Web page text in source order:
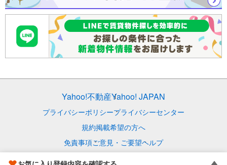
Yahoo!不動産Yahoo! JAPAN
プライバシーポリシープライバシーセンター
規約掲載希望の方へ
免責事項ご意見・ご要望ヘルプ
© LY Corporation